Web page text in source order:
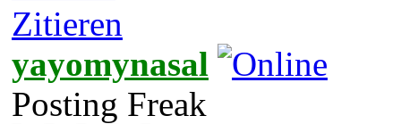
Zitieren
yayomynasal
Posting Freak